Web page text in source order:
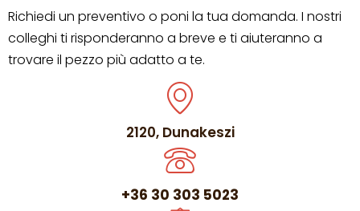
Richiedi un preventivo o poni la tua domanda. I nostri
colleghi ti risponderanno a breve e ti aiuteranno a
trovare il pezzo più adatto a te.
2120, Dunakeszi
+36 30 303 5023